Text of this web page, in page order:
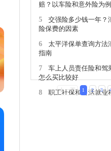
赔？以车险和意外险为例
5
交强险多少钱一年？
险保费的因素
6
太平洋保单查询方法
指南
7
车上人员责任险和驾
怎么买比较好
8
职工社保和灵活就业
上一页 1 2 3